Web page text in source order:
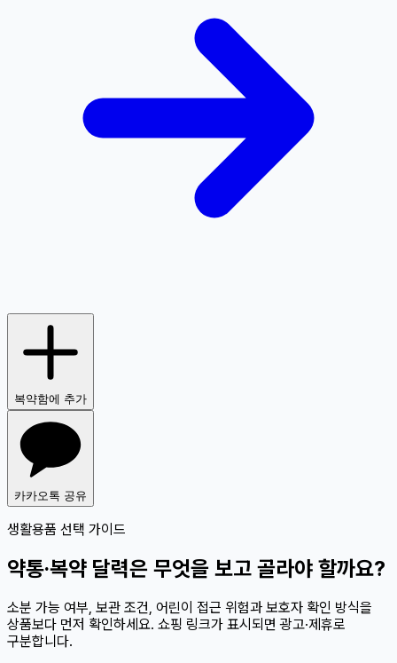
복약함에 추가
카카오톡 공유
생활용품 선택 가이드
약통·복약 달력은 무엇을 보고 골라야 할까요?
소분 가능 여부, 보관 조건, 어린이 접근 위험과 보호자 확인 방식을
상품보다 먼저 확인하세요. 쇼핑 링크가 표시되면 광고·제휴로
구분합니다.